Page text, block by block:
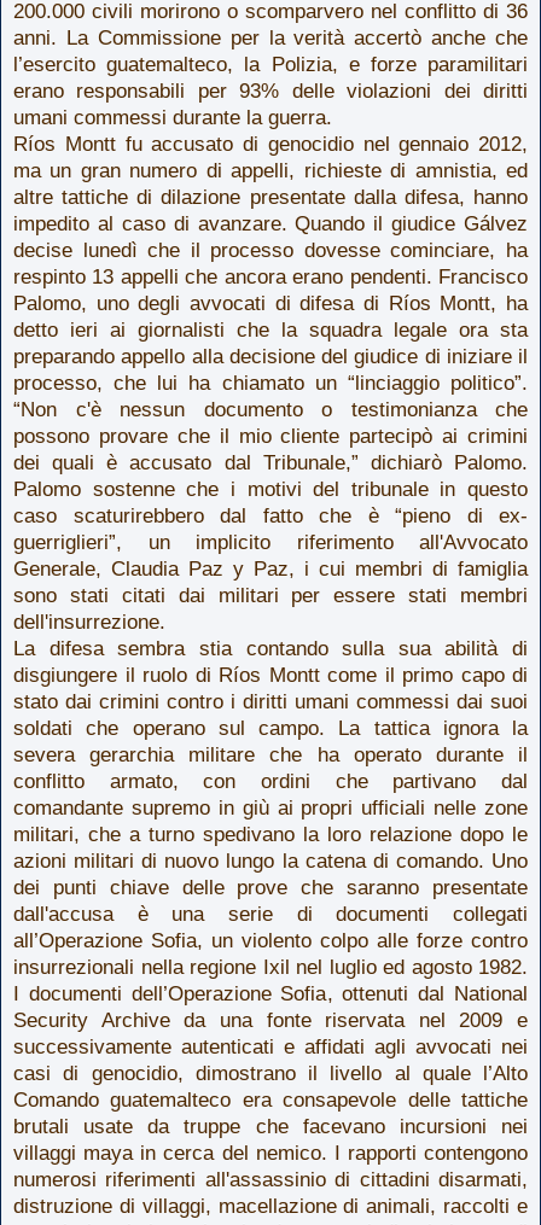
200.000 civili morirono o scomparvero nel conflitto di 36
anni. La Commissione per la verità accertò anche che
l’esercito guatemalteco, la Polizia, e forze paramilitari
erano responsabili per 93% delle violazioni dei diritti
umani commessi durante la guerra.
Ríos Montt fu accusato di genocidio nel gennaio 2012,
ma un gran numero di appelli, richieste di amnistia, ed
altre tattiche di dilazione presentate dalla difesa, hanno
impedito al caso di avanzare. Quando il giudice Gálvez
decise lunedì che il processo dovesse cominciare, ha
respinto 13 appelli che ancora erano pendenti. Francisco
Palomo, uno degli avvocati di difesa di Ríos Montt, ha
detto ieri ai giornalisti che la squadra legale ora sta
preparando appello alla decisione del giudice di iniziare il
processo, che lui ha chiamato un “linciaggio politico”.
“Non c'è nessun documento o testimonianza che
possono provare che il mio cliente partecipò ai crimini
dei quali è accusato dal Tribunale,” dichiarò Palomo.
Palomo sostenne che i motivi del tribunale in questo
caso scaturirebbero dal fatto che è “pieno di ex-
guerriglieri”, un implicito riferimento all'Avvocato
Generale, Claudia Paz y Paz, i cui membri di famiglia
sono stati citati dai militari per essere stati membri
dell'insurrezione.
La difesa sembra stia contando sulla sua abilità di
disgiungere il ruolo di Ríos Montt come il primo capo di
stato dai crimini contro i diritti umani commessi dai suoi
soldati che operano sul campo. La tattica ignora la
severa gerarchia militare che ha operato durante il
conflitto armato, con ordini che partivano dal
comandante supremo in giù ai propri ufficiali nelle zone
militari, che a turno spedivano la loro relazione dopo le
azioni militari di nuovo lungo la catena di comando. Uno
dei punti chiave delle prove che saranno presentate
dall'accusa è una serie di documenti collegati
all’Operazione Sofia, un violento colpo alle forze contro
insurrezionali nella regione Ixil nel luglio ed agosto 1982.
I documenti dell’Operazione Sofia, ottenuti dal National
Security Archive da una fonte riservata nel 2009 e
successivamente autenticati e affidati agli avvocati nei
casi di genocidio, dimostrano il livello al quale l’Alto
Comando guatemalteco era consapevole delle tattiche
brutali usate da truppe che facevano incursioni nei
villaggi maya in cerca del nemico. I rapporti contengono
numerosi riferimenti all'assassinio di cittadini disarmati,
distruzione di villaggi, macellazione di animali, raccolti e